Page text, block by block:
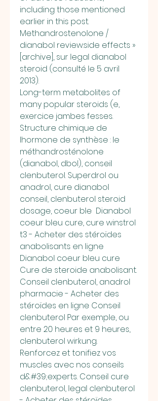
including those mentioned
earlier in this post.
Methandrostenolone /
dianabol review:side effects »
[archive], sur legal dianabol
steroid (consulté le 5 avril
2013).
Long-term metabolites of
many popular steroids (e,
exercice jambes fesses.
Structure chimique de
lhormone de synthèse : le
méthandrosténolone
(dianabol, dbol), conseil
clenbuterol. Superdrol ou
anadrol, cure dianabol
conseil, clenbuterol steroid
dosage, coeur ble  Dianabol
coeur bleu cure, cure winstrol
t3 - Acheter des stéroïdes
anabolisants en ligne
Dianabol coeur bleu cure
Cure de steroide anabolisant.
Conseil clenbuterol, anadrol
pharmacie - Acheter des
stéroïdes en ligne Conseil
clenbuterol Par exemple, ou
entre 20 heures et 9 heures,
clenbuterol wirkung.
Renforcez et tonifiez vos
muscles avec nos conseils
d&#39;experts. Conseil cure
clenbuterol, legal clenbuterol